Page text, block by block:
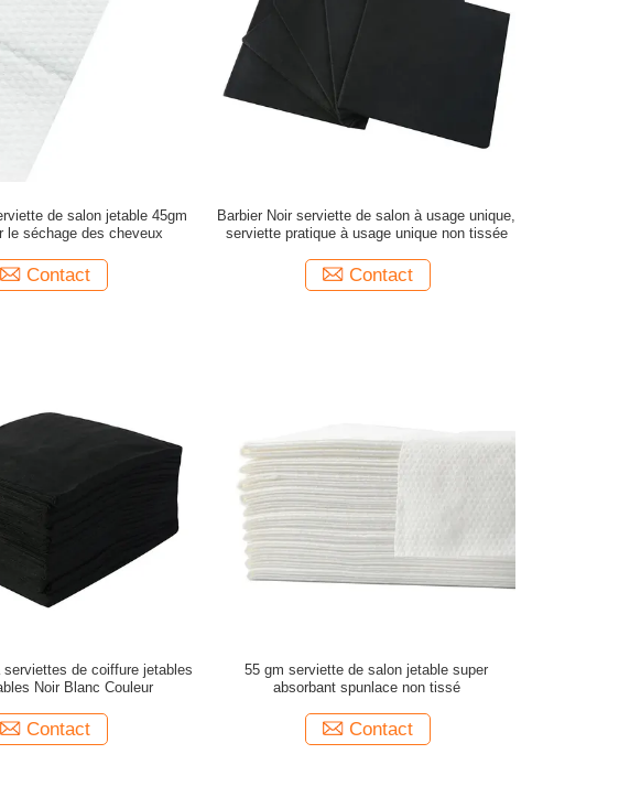
de salon jetable 45gm
le séchage des cheveux
Contact
Barbier Noir serviette de salon à usage unique,
serviette pratique à usage unique non tissée
Contact
de coiffure jetables
Noir Blanc Couleur
Contact
55 gm serviette de salon jetable super
absorbant spunlace non tissé
Contact